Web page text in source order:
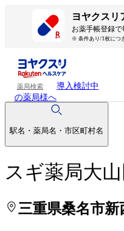
ヨヤクスリ
お薬手帳登録で
※ 条件あり/1枚につ
薬局検索
導入検討中
の薬局様へ
駅名・薬局名・市区町村名
スギ薬局大
三重県桑名市新
処方せんを送って待ち時間
処方せんを送って待ち時間